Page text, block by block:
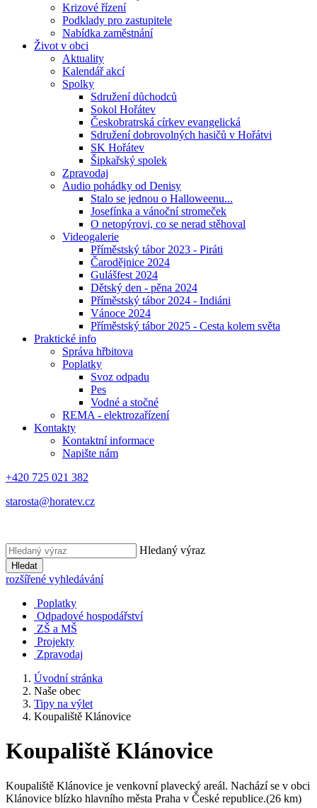
Krizové řízení
Podklady pro zastupitele
Nabídka zaměstnání
Život v obci
Aktuality
Kalendář akcí
Spolky
Sdružení důchodců
Sokol Hořátev
Českobratrská církev evangelická
Sdružení dobrovolných hasičů v Hořátvi
SK Hořátev
Šipkařský spolek
Zpravodaj
Audio pohádky od Denisy
Stalo se jednou o Halloweenu...
Josefínka a vánoční stromeček
O netopýrovi, co se nerad stěhoval
Videogalerie
Příměstský tábor 2023 - Piráti
Čarodějnice 2024
Gulášfest 2024
Dětský den - pěna 2024
Příměstský tábor 2024 - Indiáni
Vánoce 2024
Příměstský tábor 2025 - Cesta kolem světa
Praktické info
Správa hřbitova
Poplatky
Svoz odpadu
Pes
Vodné a stočné
REMA - elektrozařízení
Kontakty
Kontaktní informace
Napište nám
+420 725 021 382
starosta@horatev.cz
Hledaný výraz
Hledat
rozšířené vyhledávání
Poplatky
Odpadové hospodářství
ZŠ a MŠ
Projekty
Zpravodaj
Úvodní stránka
Naše obec
Tipy na výlet
Koupaliště Klánovice
Koupaliště Klánovice
Koupaliště Klánovice je venkovní plavecký areál. Nachází se v obci
Klánovice blízko hlavního města Praha v České republice.(26 km)